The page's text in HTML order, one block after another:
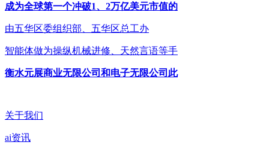
成为全球第一个冲破1、2万亿美元市值的
由五华区委组织部、五华区总工办
智能体做为操纵机械进修、天然言语等手
衡水元展商业无限公司和电子无限公司此
关于我们
ai资讯